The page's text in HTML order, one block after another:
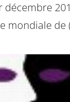
décembre
mondiale de